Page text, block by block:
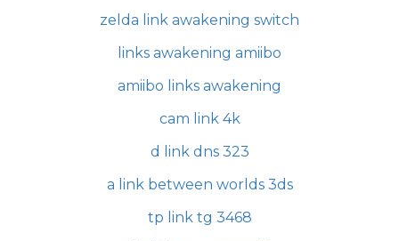
zelda link awakening switch
links awakening amiibo
amiibo links awakening
cam link 4k
d link dns 323
a link between worlds 3ds
tp link tg 3468